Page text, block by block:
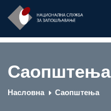
Саопштења
Насловна Саопштења